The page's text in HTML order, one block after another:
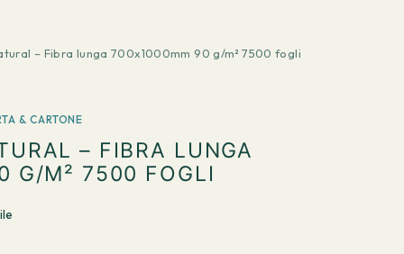
– Fibra lunga 700x1000mm 90 g/m² 7500 fogli
& CARTONE
– FIBRA LUNGA
G/M² 7500 FOGLI